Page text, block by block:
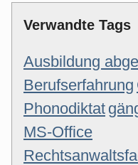
Verwandte Tags
Ausbildung
Berufserfahrung
Phonodiktat
MS-Office